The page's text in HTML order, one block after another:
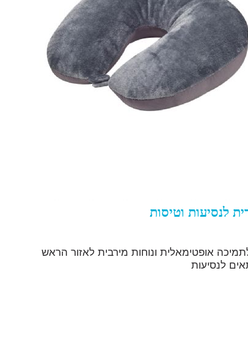
לנסיעות וטיסות
אופטימאלית ונוחות מירבית לאזור הראש